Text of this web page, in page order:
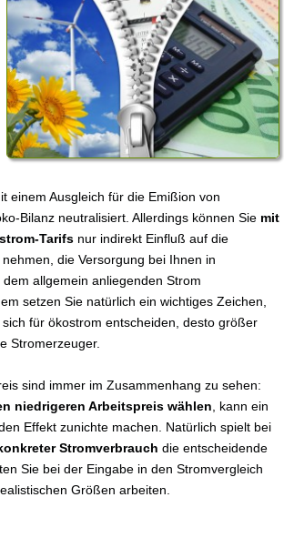
einem Ausgleich für die Emißion von
Bilanz neutralisiert. Allerdings können Sie mit
Tarifs nur indirekt Einfluß auf die
die Versorgung bei Ihnen in
allgemein anliegenden Strom
setzen Sie natürlich ein wichtiges Zeichen,
für ökostrom entscheiden, desto größer
Stromerzeuger.
sind immer im Zusammenhang zu sehen:
niedrigeren Arbeitspreis wählen , kann ein
Effekt zunichte machen. Natürlich spielt bei
Stromverbrauch die entscheidende
Sie bei der Eingabe in den Stromvergleich
Größen arbeiten.